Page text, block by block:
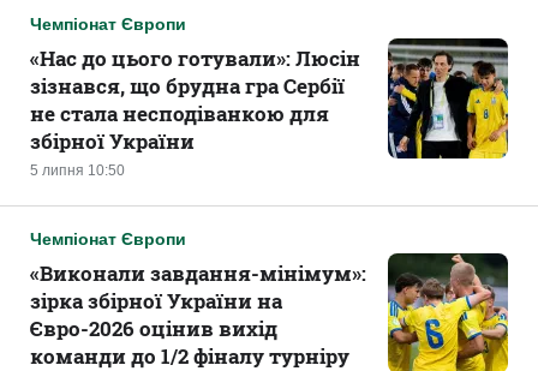
Чемпіонат Європи
5 липня 10:50
«Нас до цього готували‎»: Люсін
зізнався, що брудна гра Сербії
не стала несподіванкою для
збірної України
Чемпіонат Європи
«Виконали завдання-мінімум‎»:
зірка збірної України на
Євро-2026 оцінив вихід
команди до 1/2 фіналу турніру